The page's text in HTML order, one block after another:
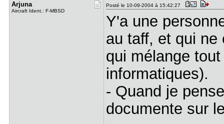
Arjuna
Aircraft Ident.: F-MBSD
Posté le 10-09-2004 à 15:42:27
Y'a une
au taff, et qui ne
qui mélange
informatiques).
- Quand je
documente sur